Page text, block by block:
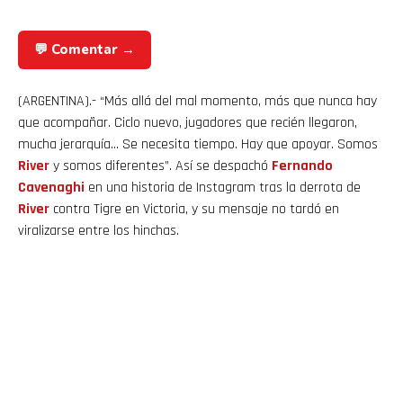
💬 Comentar →
(ARGENTINA).- “Más allá del mal momento, más que nunca hay
que acompañar. Ciclo nuevo, jugadores que recién llegaron,
mucha jerarquía… Se necesita tiempo. Hay que apoyar. Somos
Rivery somos diferentes”. Así se despachó Fernando
Cavenaghi en una historia de Instagram tras la derrota de
River contra Tigre en Victoria, y su mensaje no tardó en
viralizarse entre los hinchas.